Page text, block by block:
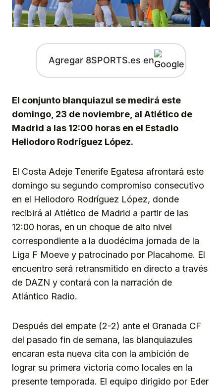
Agregar 8SPORTS.es en
El conjunto blanquiazul se medirá este
domingo, 23 de noviembre, al Atlético de
Madrid a las 12:00 horas en el Estadio
Heliodoro Rodríguez López.
El Costa Adeje Tenerife Egatesa afrontará este
domingo su segundo compromiso consecutivo
en el Heliodoro Rodríguez López, donde
recibirá al Atlético de Madrid a partir de las
12:00 horas, en un choque de alto nivel
correspondiente a la duodécima jornada de la
Liga F Moeve y patrocinado por Placahome. El
encuentro será retransmitido en directo a través
de DAZN y contará con la narración de
Atlántico Radio.
Después del empate (2-2) ante el Granada CF
del pasado fin de semana, las blanquiazules
encaran esta nueva cita con la ambición de
lograr su primera victoria como locales en la
presente temporada. El equipo dirigido por Eder